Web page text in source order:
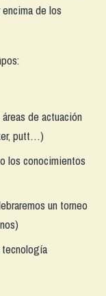
de los
de actuación
putt…)
los conocimientos
un torneo